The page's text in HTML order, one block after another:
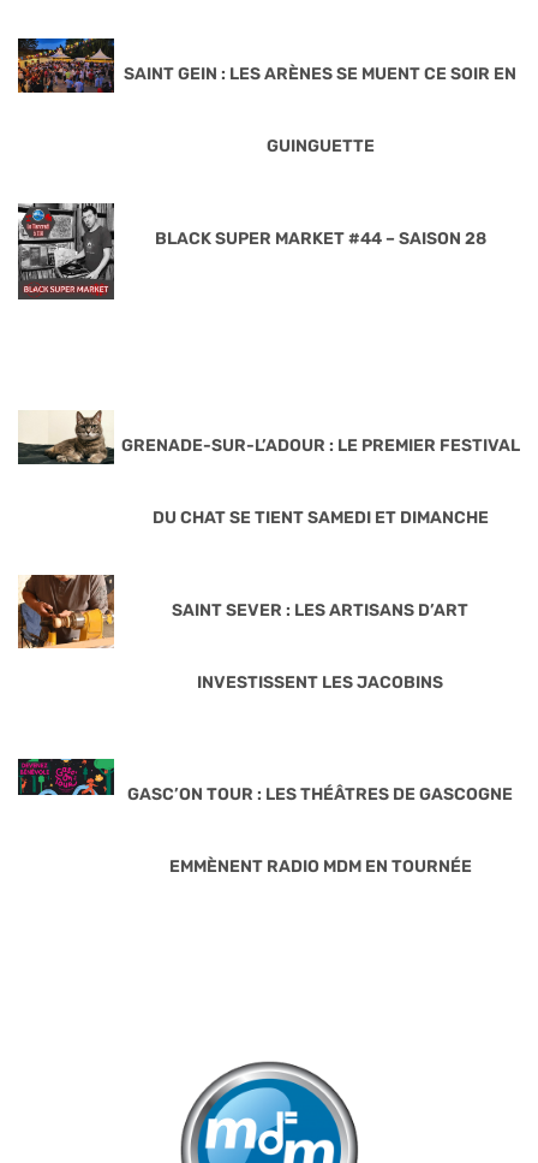
SAINT GEIN : LES ARÈNES SE MUENT CE SOIR EN
GUINGUETTE
BLACK SUPER MARKET #44 – SAISON 28
GRENADE-SUR-L’ADOUR : LE PREMIER FESTIVAL
DU CHAT SE TIENT SAMEDI ET DIMANCHE
SAINT SEVER : LES ARTISANS D’ART
INVESTISSENT LES JACOBINS
GASC’ON TOUR : LES THÉÂTRES DE GASCOGNE
EMMÈNENT RADIO MDM EN TOURNÉE